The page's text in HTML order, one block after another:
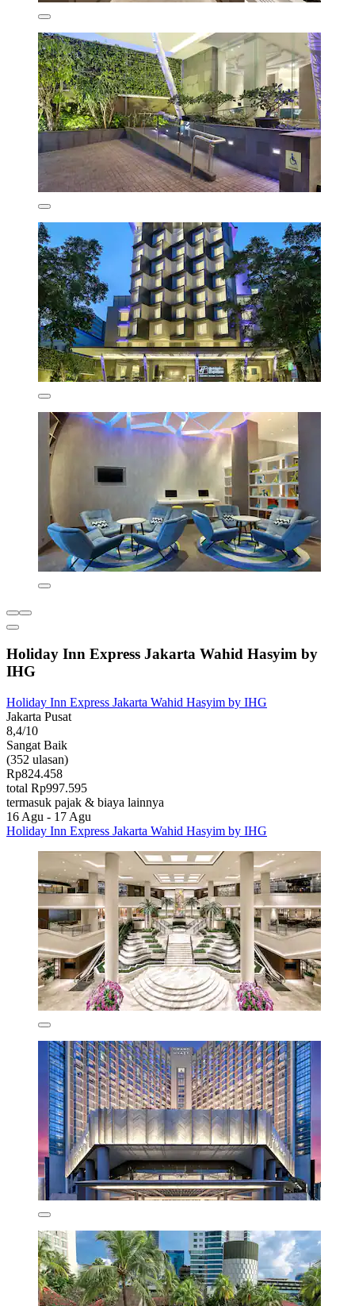
Holiday Inn Express Jakarta Wahid Hasyim by
IHG
Holiday Inn Express Jakarta Wahid Hasyim by IHG
Jakarta Pusat
8,4/10
Sangat Baik
(352 ulasan)
Rp824.458
total Rp997.595
termasuk pajak & biaya lainnya
16 Agu - 17 Agu
Holiday Inn Express Jakarta Wahid Hasyim by IHG